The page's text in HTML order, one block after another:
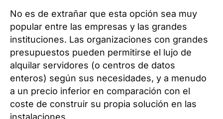
No es de extrañar que esta opción sea muy
popular entre las empresas y las grandes
instituciones. Las organizaciones con grandes
presupuestos pueden permitirse el lujo de
alquilar servidores (o centros de datos
enteros) según sus necesidades, y a menudo
a un precio inferior en comparación con el
coste de construir su propia solución en las